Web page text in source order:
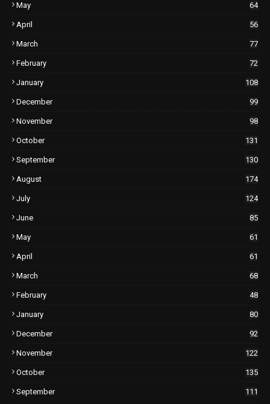
May 64
April 56
March 77
February 72
January 108
December 99
November 98
October 131
September 130
August 174
July 124
June 85
May 61
April 61
March 68
February 48
January 80
December 92
November 122
October 135
September 111